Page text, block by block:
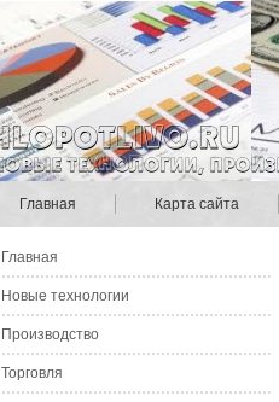
Главная Карта сайта
Главная
Новые технологии
Производство
Торговля